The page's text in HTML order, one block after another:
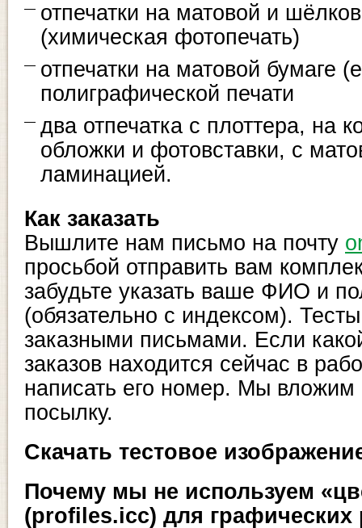
отпечатки на матовой и
(химическая фотопечать)
отпечатки на матовой бумаге
полиграфической печати
два отпечатка с плоттера, на
обложки и фотовставки, с
ламинацией.
Как заказать
Вышлите нам письмо на почту
просьбой отправить вам
забудьте указать ваше ФИО и
(обязательно с индексом).
заказными письмами. Если
заказов находится сейчас в
написать его номер. Мы вложим
посылку.
Скачать тестовое
Почему мы не используем
(profiles.icc) для графических